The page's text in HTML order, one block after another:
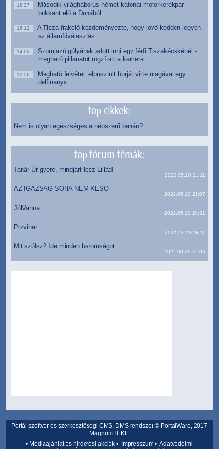
18:37
Második világháborús német katonai motorkerékpár
bukkant elő a Dunából
16:12
A Tisza-frakció kezdeményezte, hogy jövő kedden legyen
az államfőválasztás
14:02
Szomjazó gólyának adott inni egy férfi Tiszakécskénél -
megható pillanatot rögzített a kamera
12:56
Megható felvétel: elpusztult borját vitte magával egy
delfinanya
top cikkek:
Nem is olyan egészséges a népszerű banán?
top fórum témák:
Tanár Úr gyere, mindjárt lesz Lillád!
2022.05.10 21:11
AZ IGAZSÁG SOHA NEM KÉSŐ
2022.05.10 21:07
JólVanna
2022.05.10 20:31
Porvihar
2022.03.29 16:11
Mit szólsz? Ide minden baromságot...
2022.03.29 16:06
Portál szoftver és szerkesztőségi CMS, DMS rendszer:© PortalWare, 2017
Magnum IT Kft.
• Médiaajánlat és hirdetési akciók • Impresszum •Adatvédelmi